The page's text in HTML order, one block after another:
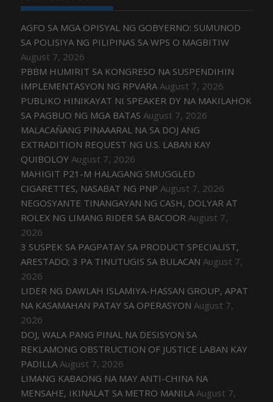
AGFO SA MGA OPISYAL NG GOBYERNO: SUMUNOD
SA POLISIYA NG PILIPINAS SA WPS O MAGBITIW
August 7, 2026
PBBM HUMIRIT SA KONGRESO NA SUSPENDIHIN
IMPLEMENTASYON NG RPVARA August 7, 2026
PUBLIKO HINIKAYAT NI SPEAKER DY NA MAKILAHOK
SA PAGBUO NG MGA BATAS August 7, 2026
MALACAÑANG PINAAARAL NA SA DOJ ANG
EXTRADITION REQUEST NG U.S. LABAN KAY
QUIBOLOY August 7, 2026
MAHIGIT P21-M HALAGANG SMUGGLED
CIGARETTES, NASABAT NG PNP August 7, 2026
NEGOSYANTE TINANGAYAN NG CASH, DOLYAR AT
ROLEX NG LIMANG RIDER SA BACOOR August 7,
2026
3 SUSPEK SA PAGPATAY SA PRODUCT SPECIALIST,
ARESTADO; 3 PA TINUTUGIS SA BULACAN August 7,
2026
LIDER NG DAWLAH ISLAMIYA-HASSAN GROUP, APAT
NA KASAMAHAN PATAY SA OPERASYON August 7,
2026
DOJ, WALA PANG PINAL NA DESISYON SA
REKLAMONG OBSTRUCTION OF JUSTICE LABAN KAY
PADILLA August 7, 2026
LIMANG KABAONG NA MAY ANTI-CHINA NA
MENSAHE, IKINALAT SA METRO MANILA August 7,